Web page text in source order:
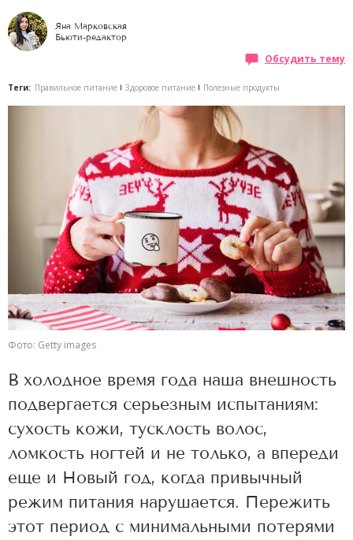
Яна Марковская
Бьюти-редактор
Обсудить тему
Теги: Правильное питание Здоровое питание Полезные продукты
Фото: Getty images
В холодное время года наша внешность
подвергается серьезным испытаниям:
сухость кожи, тусклость волос,
ломкость ногтей и не только, а впереди
еще и Новый год, когда привычный
режим питания нарушается. Пережить
этот период с минимальными потерями